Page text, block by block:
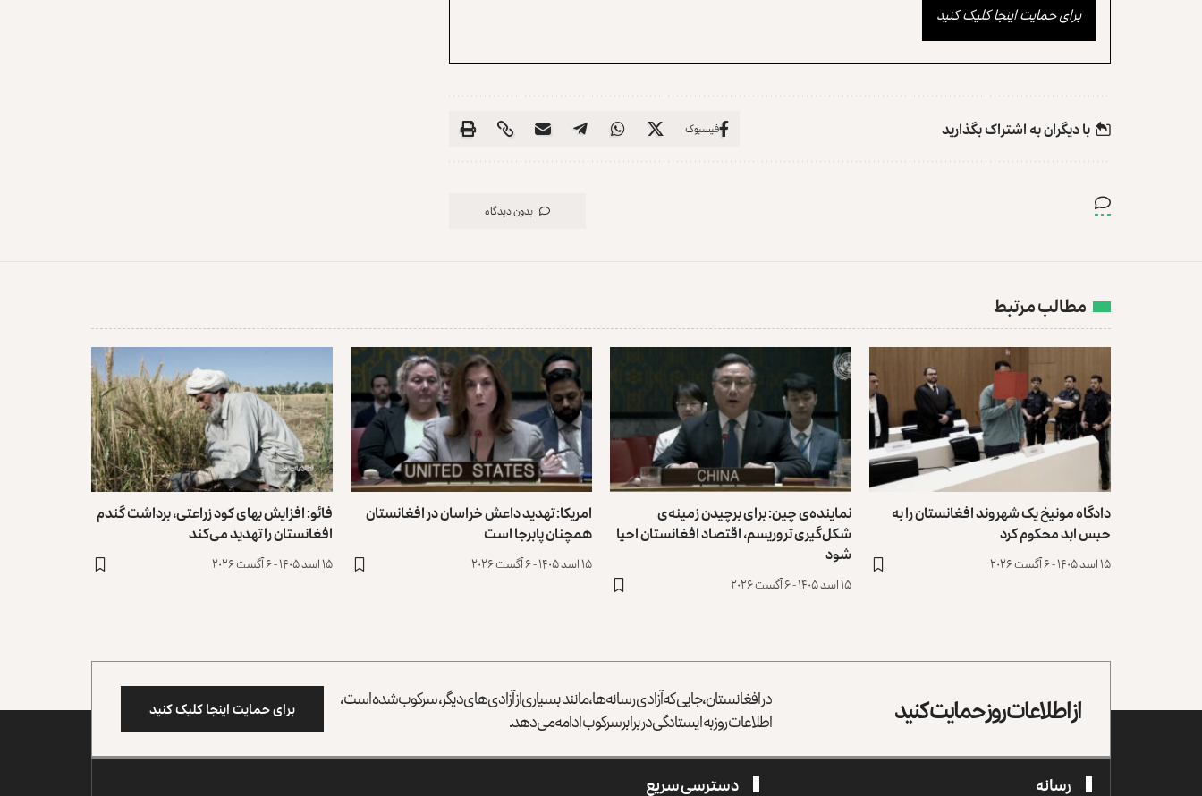
برای حمایت اینجا کلیک کنید
با دیگران به‌‌ اشتراک بگذارید فیسبوک
بدون دیدگاه
مطالب مرتبط
دادگاه مونیخ یک شهروند افغانستان را به
حبس ابد محکوم کرد
۱۵ اسد ۱۴۰۵ - ۶ آگست ۲۰۲۶
نماینده‌ی چین: برای برچیدن زمینه‌ی
شکل‌گیری تروریسم، اقتصاد افغانستان احیا
شود
۱۵ اسد ۱۴۰۵ - ۶ آگست ۲۰۲۶
امریکا: تهدید داعش خراسان در افغانستان
همچنان پابرجا است
۱۵ اسد ۱۴۰۵ - ۶ آگست ۲۰۲۶
فائو: افزایش بهای کود زراعتی، برداشت گندم
افغانستان را تهدید می‌کند
۱۵ اسد ۱۴۰۵ - ۶ آگست ۲۰۲۶
از اطلاعات روز حمایت کنید در افغانستان، جایی که آزادی رسانه‌ها، مانند بسیاری از آزادی‌های دیگر، سرکوب شده است،
اطلاعات روز به ایستادگی در برابر سرکوب ادامه می‌دهد. برای حمایت اینجا کلیک کنید
رسانه دسترسی سریع